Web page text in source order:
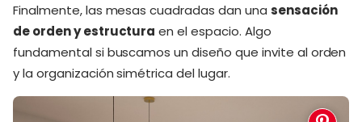
Finalmente, las mesas cuadradas dan una sensación
de orden y estructura en el espacio. Algo
fundamental si buscamos un diseño que invite al orden
y la organización simétrica del lugar.